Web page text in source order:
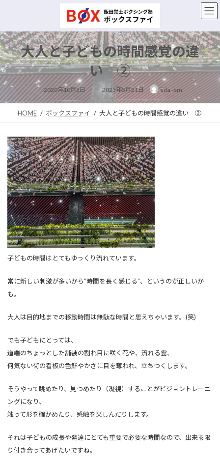
ン
ツ
へ
ス
キ
ッ
プ
ー
シ
ョ
ン
に
移
動
大人と子どもの時間感覚の違
い ②
2020年10月5日
終
新
日
時
2025年5月21日 iida-ism
HOME ボックスファイ 大人と子どもの時間感覚の違い ②
子どもの時間はとてもゆっくり流れています。
常に新しい刺激が多いから”時間を長く感じる”、というのが正しいか
も。
大人は目的地までの移動時間は無駄な時間と思えちゃいます。(笑)
でも子どもにとっては、
道端のちょっとした舗装の割れ目に咲く花や、流れる雲、
何気ない街の看板の色鮮やかさに目を奪われ、立ちつくします。
そうやって眺めたり、見つめたり（凝視）することがビジョントレーニ
ングになり、
触って形を確かめたり、感触を楽しんだりします。
それは子どもの成長や発達にとても重要で必要な時間なので、出来る限
り付き合ってあげたいですね。